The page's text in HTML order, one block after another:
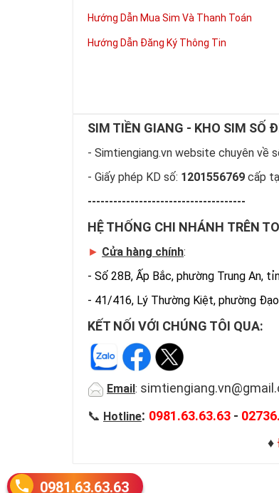
Hướng Dẫn Mua Sim Và Thanh Toán
Hướng Dẫn Đăng Ký Thông Tin
SIM TIỀN GIANG - KHO SIM SỐ
- Simtiengiang.vn website chuyên về
- Giấy phép KD số: 1201556769 cấp
-------------------------------------
HỆ THỐNG CHI NHÁNH TRÊN
► Cửa hàng chính:
- Số 28B, Ấp Bắc, phường Trung An,
- 41/416, Lý Thường Kiệt, phường
KẾT NỐI VỚI CHÚNG TÔI QUA:
Email:
📞 Hotline: 0981.63.63.63 -
♦
0981.63.63.63